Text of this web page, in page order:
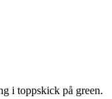
i toppskick på green.